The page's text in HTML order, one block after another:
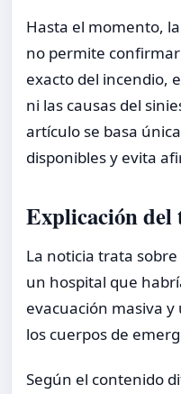
Hasta el momento,
no permite
exacto del incendio,
ni las causas del
artículo se basa
disponibles y evita
Explicación del
La noticia trata
un hospital que
evacuación masiva
los cuerpos de
Según el contenido